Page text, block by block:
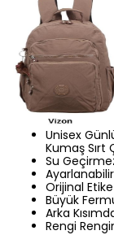
Unisex
Kumaş Sırt
Su
Ayarlanabilir
Orijinal
Büyük
Arka
Rengi